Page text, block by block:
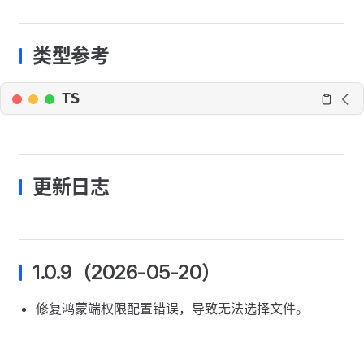
类型参考
TS
更新日志
1.0.9（2026-05-20）
修复鸿蒙端权限配置错误，导致无法选择文件。